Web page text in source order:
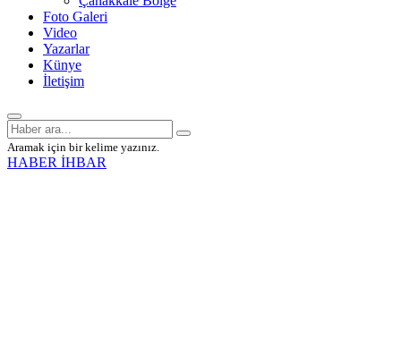
Foto Galeri
Video
Yazarlar
Künye
İletişim
Aramak için bir kelime yazınız.
HABER İHBAR